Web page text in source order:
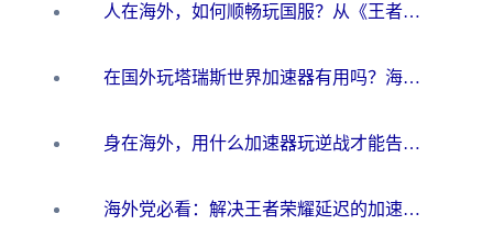
人在海外，如何顺畅玩国服？从《王者荣耀》到《云图计划》的加速器终极指南
在国外玩塔瑞斯世界加速器有用吗？海外玩家亲测后的真实答案
身在海外，用什么加速器玩逆战才能告别延迟？
海外党必看：解决王者荣耀延迟的加速器终极指南——从EVE到猫和老鼠，一个工具全搞定